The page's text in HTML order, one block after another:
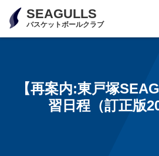
SEAGULLS
バスケットボールクラブ
【再案内:東戸塚
習日程（訂正版